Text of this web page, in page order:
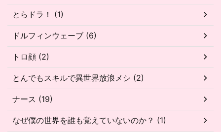
とらドラ！ (1)
ドルフィンウェーブ (6)
トロ顔 (2)
とんでもスキルで異世界放浪メシ (2)
ナース (19)
なぜ僕の世界を誰も覚えていないのか？ (1)